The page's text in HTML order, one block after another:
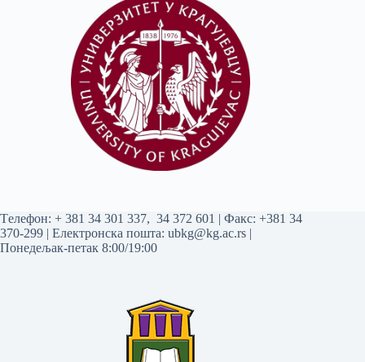
Tелефон: + 381 34 301 337, 34 372 601 | Факс: +381 34
370-299 | Електронска пошта: ubkg@kg.ac.rs |
Понедељак-петак 8:00/19:00